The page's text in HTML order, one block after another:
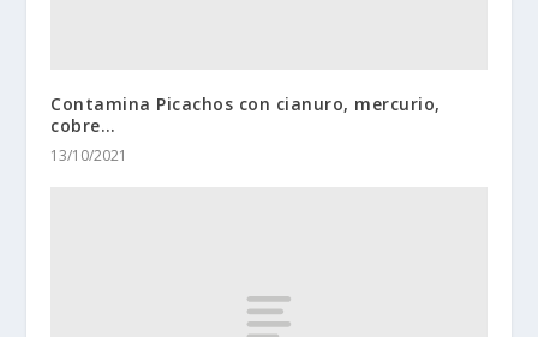
Contamina Picachos con cianuro, mercurio,
cobre…
13/10/2021